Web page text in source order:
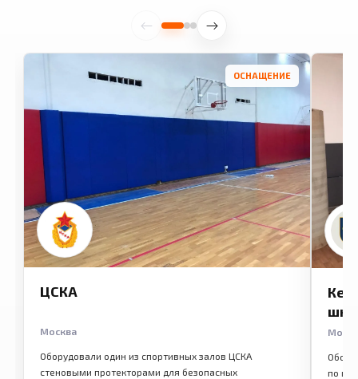
ОСНАЩЕНИЕ
ЦСКА
Москва
Оборудовали один из спортивных залов ЦСКА
стеновыми протекторами для безопасных
по